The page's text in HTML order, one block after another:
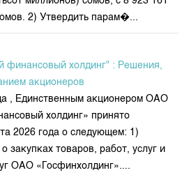
2) Утвердить парам�...
финансовый холдинг" : Решения,
акционеров
, Единственным акционером ОАО
холдинг» принято
2026 года о следующем: 1)
закупках товаров, работ, услуг и
ОАО «Госфинхолдинг»....